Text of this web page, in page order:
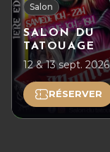
Salon
SALON DU
TATOUAGE
12 & 13 sept. 2026
RÉSERVER